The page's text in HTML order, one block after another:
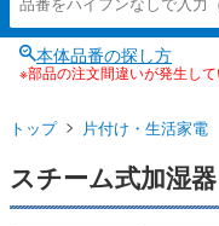
本体品番の探し方
※部品の注文間違いが発生し
トップ 片付け・生活家電
スチーム式加湿器